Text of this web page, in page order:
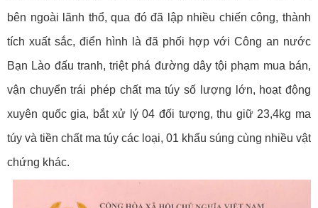
bên ngoài lãnh thổ, qua đó đã lập nhiều chiến công, thành
tích xuất sắc, điển hình là đã phối hợp với Công an nước
Bạn Lào đấu tranh, triệt phá đường dây tội phạm mua bán,
vận chuyển trái phép chất ma túy số lượng lớn, hoạt động
xuyên quốc gia, bắt xử lý 04 đối tượng, thu giữ 23,4kg ma
túy và tiền chất ma túy các loại, 01 khẩu súng cùng nhiều vật
chứng khác.